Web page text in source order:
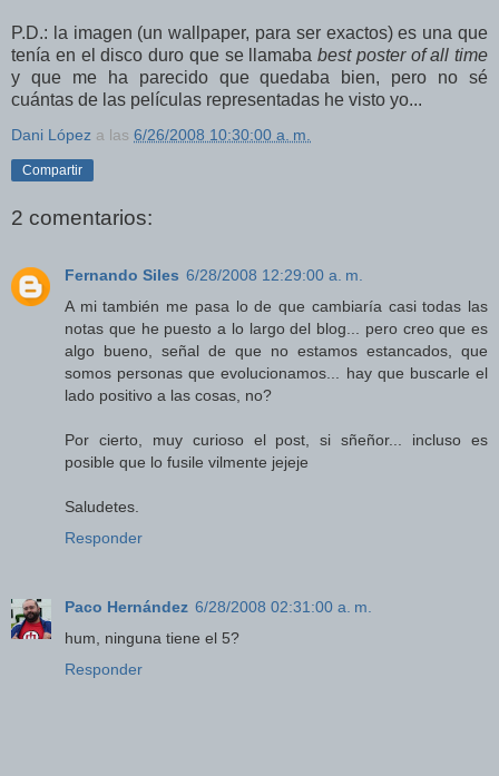
P.D.: la imagen (un wallpaper, para ser exactos) es una que
tenía en el disco duro que se llamaba best poster of all time
y que me ha parecido que quedaba bien, pero no sé
cuántas de las películas representadas he visto yo...
Dani López a las 6/26/2008 10:30:00 a. m.
Compartir
2 comentarios:
Fernando Siles 6/28/2008 12:29:00 a. m.
A mi también me pasa lo de que cambiaría casi todas las
notas que he puesto a lo largo del blog... pero creo que es
algo bueno, señal de que no estamos estancados, que
somos personas que evolucionamos... hay que buscarle el
lado positivo a las cosas, no?
Por cierto, muy curioso el post, si sñeñor... incluso es
posible que lo fusile vilmente jejeje
Saludetes.
Responder
Paco Hernández 6/28/2008 02:31:00 a. m.
hum, ninguna tiene el 5?
Responder